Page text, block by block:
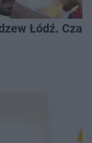
Łódź.